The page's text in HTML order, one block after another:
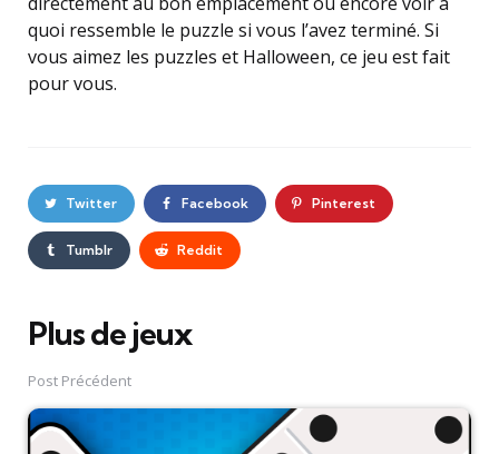
quoi ressemble le puzzle si vous l’avez terminé. Si
vous aimez les puzzles et Halloween, ce jeu est fait
pour vous.
Twitter Facebook Pinterest
Tumblr Reddit
Plus de jeux
Post
navigation
Post Précédent